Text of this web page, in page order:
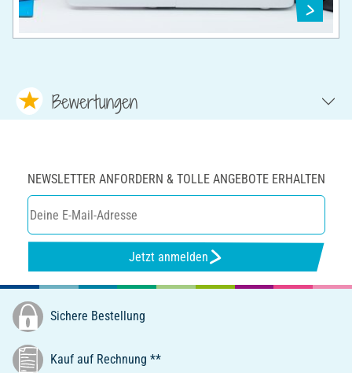
Bewertungen
NEWSLETTER ANFORDERN & TOLLE ANGEBOTE ERHALTEN
Jetzt anmelden
Sichere Bestellung
Kauf auf Rechnung **